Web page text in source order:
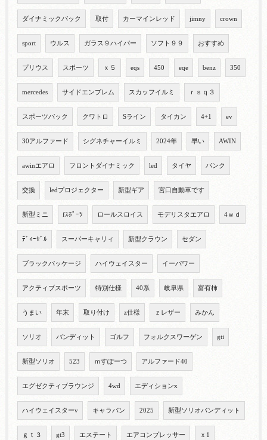
ダイナミックパック 取付 カーマインレッド jimny crown
sport ウルス ガラス９ハイパー ソフト９９ おすすめ
プリウス スポーツ ｘ５ eqs 450 eqe benz 350
mercedes サイドエンブレム スカッフイルミ ｒｓｑ３
スポーツバック クワトロ Sライン タイカン 4+1 ev
30アルファード シグネチャーイルミ 2024年 早い AWIN
awinエアロ フロントダイナミック led タイヤ パンク
交換 ledプロジェクター 新型ギア 宮口自動車です
新型ミニ fｽﾎﾟｰﾂ ロールスロイス モデリスタエアロ 4ｗｄ
ﾃﾞｨｰｾﾞﾙ スーパーキャリィ 新型クラウン セダン
ブラックパッケージ ハイウェイスター イーパワー
アクティブスポーツ 特別仕様 40系 岐阜県 富有柿
うまい 年末 取り付け z仕様 ｚレザー みかん
ソリオ バンディット ゴルフ フォルクスワーゲン gti
新型ソリオ 523 ｍすぽーつ アルファード40
エグゼクティブラウンジ 4wd エディションx
ハイウェイスターv キャラバン 2025 新型ソリオバンディット
ｇｔ３ gt3 エステート エアコンプレッサー ｘ1